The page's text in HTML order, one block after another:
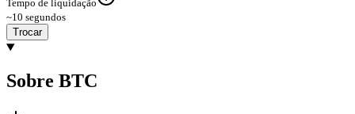
Tempo de liquidação
~10 segundos
Trocar
Sobre BTC